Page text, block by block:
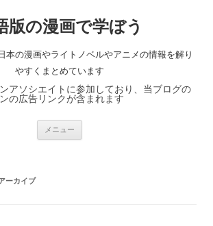
版の漫画で学ぼう
本の漫画やライトノベルやアニメの情報を解り
やすくまとめています
アソシエイトに参加しており、当ブログの
の広告リンクが含まれます
メニュー
ーカイブ